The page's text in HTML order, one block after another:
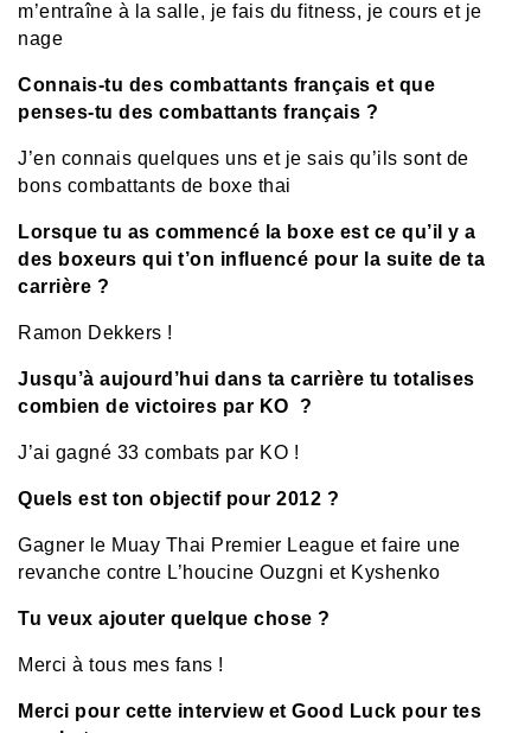
m’entraîne à la salle, je fais du fitness, je cours et je
nage
Connais-tu des combattants français et que
penses-tu des combattants français ?
J’en connais quelques uns et je sais qu’ils sont de
bons combattants de boxe thai
Lorsque tu as commencé la boxe est ce qu’il y a
des boxeurs qui t’on influencé pour la suite de ta
carrière ?
Ramon Dekkers !
Jusqu’à aujourd’hui dans ta carrière tu totalises
combien de victoires par KO ?
J’ai gagné 33 combats par KO !
Quels est ton objectif pour 2012 ?
Gagner le Muay Thai Premier League et faire une
revanche contre L’houcine Ouzgni et Kyshenko
Tu veux ajouter quelque chose ?
Merci à tous mes fans !
Merci pour cette interview et Good Luck pour tes